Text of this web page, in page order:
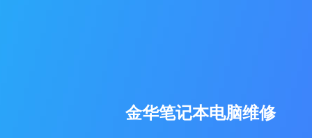
金华笔记本电脑维修